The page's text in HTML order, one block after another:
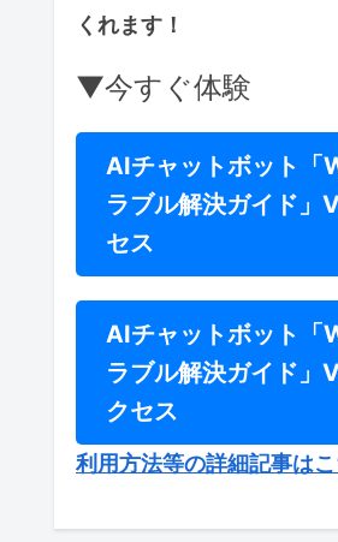
くれます！
▼今すぐ体験
AIチャットボット「
ラブル解決ガイド」
セス
AIチャットボット「
ラブル解決ガイド」
クセス
利用方法等の詳細記事は